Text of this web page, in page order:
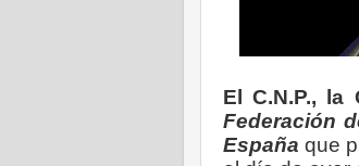
El C.N.P., la
Federación
España que